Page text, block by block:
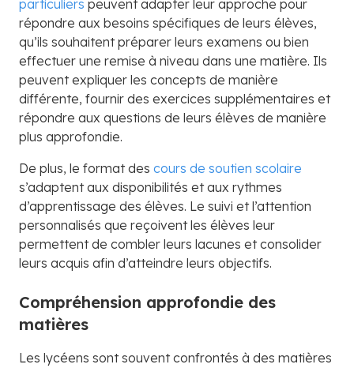
particuliers peuvent adapter leur approche pour
répondre aux besoins spécifiques de leurs élèves,
qu’ils souhaitent préparer leurs examens ou bien
effectuer une remise à niveau dans une matière. Ils
peuvent expliquer les concepts de manière
différente, fournir des exercices supplémentaires et
répondre aux questions de leurs élèves de manière
plus approfondie.
De plus, le format des cours de soutien scolaire
s’adaptent aux disponibilités et aux rythmes
d’apprentissage des élèves. Le suivi et l’attention
personnalisés que reçoivent les élèves leur
permettent de combler leurs lacunes et consolider
leurs acquis afin d’atteindre leurs objectifs.
Compréhension approfondie des
matières
Les lycéens sont souvent confrontés à des matières